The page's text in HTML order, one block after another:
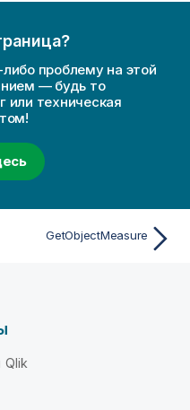
проблему на этой
— будь то
или техническая
GetObjectMeasure
Qlik